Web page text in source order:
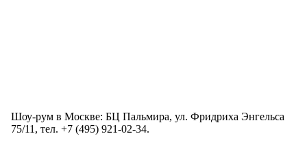
Шоу-рум в Москве: БЦ Пальмира, ул. Фридриха Энгельса
75/11, тел. +7 (495) 921-02-34.